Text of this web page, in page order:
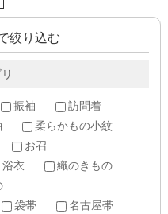
絞り込む
振袖
訪問着
柔らかもの小紋
お召
浴衣
織のきもの
袋帯
名古屋帯